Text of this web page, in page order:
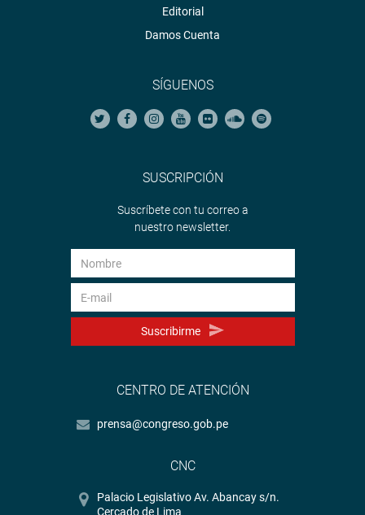
Editorial
Damos Cuenta
SÍGUENOS
SUSCRIPCIÓN
Suscríbete con tu correo a
nuestro newsletter.
Suscribirme
CENTRO DE ATENCIÓN
prensa@congreso.gob.pe
CNC
Palacio Legislativo Av. Abancay s/n.
Cercado de Lima